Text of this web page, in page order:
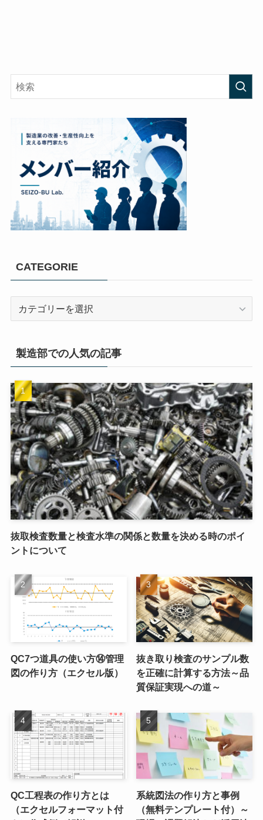
CATEGORIE
製造部での人気の記事
抜取検査数量と検査水準の関係と数量を決める時のポイ
ントについて
QC7つ道具の使い方⑭管理
図の作り方（エクセル版）
抜き取り検査のサンプル数
を正確に計算する方法～品
質保証実現への道～
QC工程表の作り方とは
（エクセルフォーマット付
系統図法の作り方と事例
（無料テンプレート付）～